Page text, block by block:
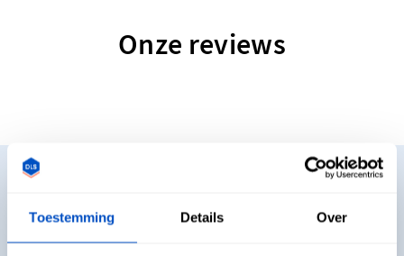
Toestemming Details Over
Onze reviews
Wil je enkele samples zien?
Wil je enkele samples zien en voelen vooraleer je beslist wat
je gaat kopen? Geen probleem. We sturen onze pakketten